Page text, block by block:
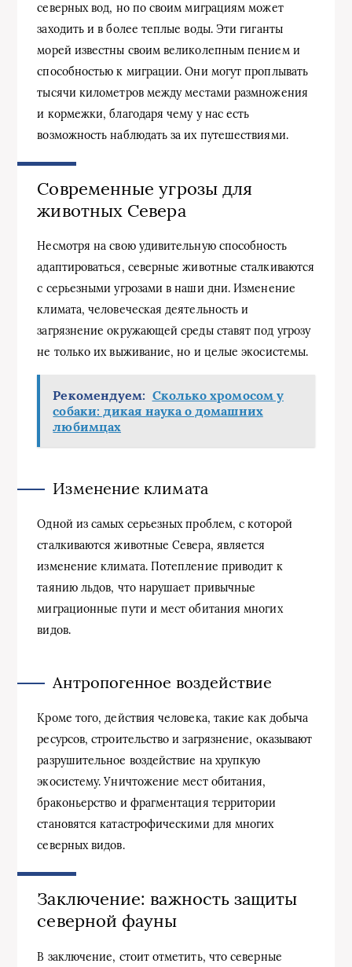
северных вод, но по своим миграциям может
заходить и в более теплые воды. Эти гиганты
морей известны своим великолепным пением и
способностью к миграции. Они могут проплывать
тысячи километров между местами размножения
и кормежки, благодаря чему у нас есть
возможность наблюдать за их путешествиями.
Современные угрозы для
животных Севера
Несмотря на свою удивительную способность
адаптироваться, северные животные сталкиваются
с серьезными угрозами в наши дни. Изменение
климата, человеческая деятельность и
загрязнение окружающей среды ставят под угрозу
не только их выживание, но и целые экосистемы.
Рекомендуем: Сколько хромосом у
собаки: дикая наука о домашних
любимцах
Изменение климата
Одной из самых серьезных проблем, с которой
сталкиваются животные Севера, является
изменение климата. Потепление приводит к
таянию льдов, что нарушает привычные
миграционные пути и мест обитания многих
видов.
Антропогенное воздействие
Кроме того, действия человека, такие как добыча
ресурсов, строительство и загрязнение, оказывают
разрушительное воздействие на хрупкую
экосистему. Уничтожение мест обитания,
браконьерство и фрагментация территории
становятся катастрофическими для многих
северных видов.
Заключение: важность защиты
северной фауны
В заключение, стоит отметить, что северные